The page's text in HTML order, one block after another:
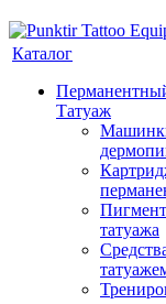
Каталог
Татуаж
татуажа